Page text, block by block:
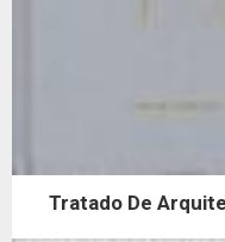
Tratado De